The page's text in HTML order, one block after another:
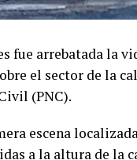
fue arrebatada la
el sector de la
(PNC).
escena
a la altura de la